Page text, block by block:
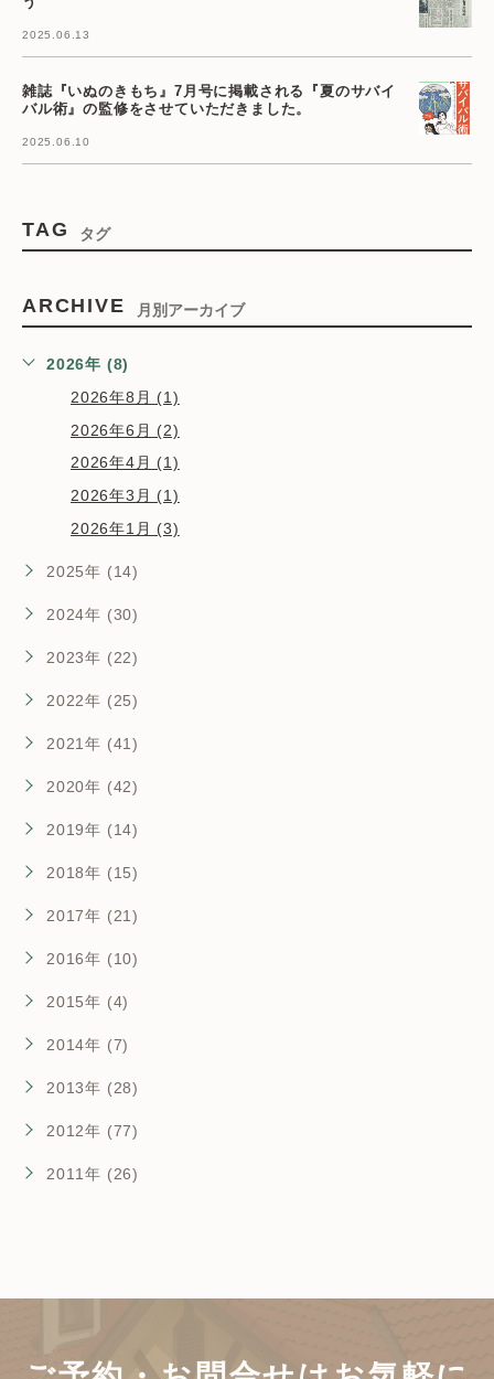
2025.06.13
雑誌『いぬのきもち』7月号に掲載される『夏のサバイ
バル術』の監修をさせていただきました。
2025.06.10
TAG タグ
ARCHIVE 月別アーカイブ
2026年 (8)
2026年8月 (1)
2026年6月 (2)
2026年4月 (1)
2026年3月 (1)
2026年1月 (3)
2025年 (14)
2024年 (30)
2023年 (22)
2022年 (25)
2021年 (41)
2020年 (42)
2019年 (14)
2018年 (15)
2017年 (21)
2016年 (10)
2015年 (4)
2014年 (7)
2013年 (28)
2012年 (77)
2011年 (26)